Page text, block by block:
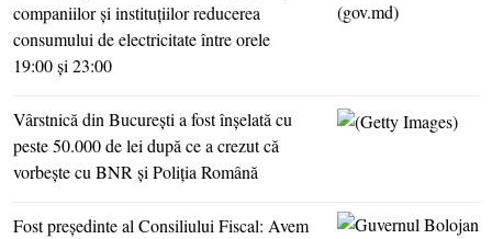
companiilor şi instituţiilor reducerea
consumului de electricitate între orele
19:00 şi 23:00
Vârstnică din Bucureşti a fost înşelată cu
peste 50.000 de lei după ce a crezut că
vorbeşte cu BNR şi Poliţia Română
Fost preşedinte al Consiliului Fiscal: Avem